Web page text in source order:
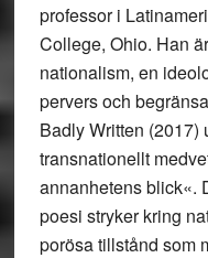
professor i
College, Ohio. Han
nationalism, en
pervers och
Badly Written
transnationellt
annanhetens blick«.
poesi stryker kring
porösa tillstånd som